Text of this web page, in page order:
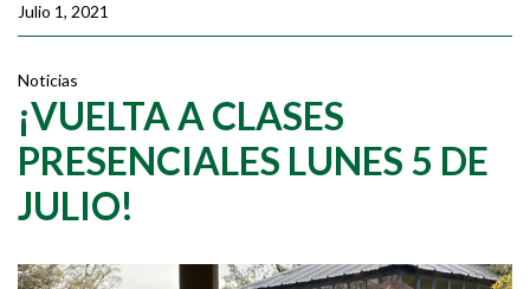
Julio 1, 2021
Noticias
¡VUELTA A CLASES
PRESENCIALES LUNES 5 DE
JULIO!